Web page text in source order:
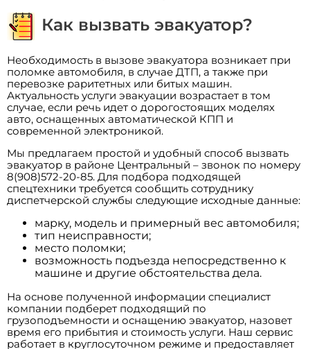
Как вызвать эвакуатор?
Необходимость в вызове эвакуатора возникает при
поломке автомобиля, в случае ДТП, а также при
перевозке раритетных или битых машин.
Актуальность услуги эвакуации возрастает в том
случае, если речь идет о дорогостоящих моделях
авто, оснащенных автоматической КПП и
современной электроникой.
Мы предлагаем простой и удобный способ вызвать
эвакуатор в районе Центральный – звонок по номеру
8(908)572-20-85. Для подбора подходящей
спецтехники требуется сообщить сотруднику
диспетчерской службы следующие исходные данные:
марку, модель и примерный вес автомобиля;
тип неисправности;
место поломки;
возможность подъезда непосредственно к
машине и другие обстоятельства дела.
На основе полученной информации специалист
компании подберет подходящий по
грузоподъемности и оснащению эвакуатор, назовет
время его прибытия и стоимость услуги. Наш сервис
работает в круглосуточном режиме и предоставляет